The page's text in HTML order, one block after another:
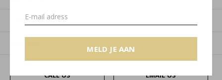
MELD JE AAN
Categorieën
CALL US EMAIL US